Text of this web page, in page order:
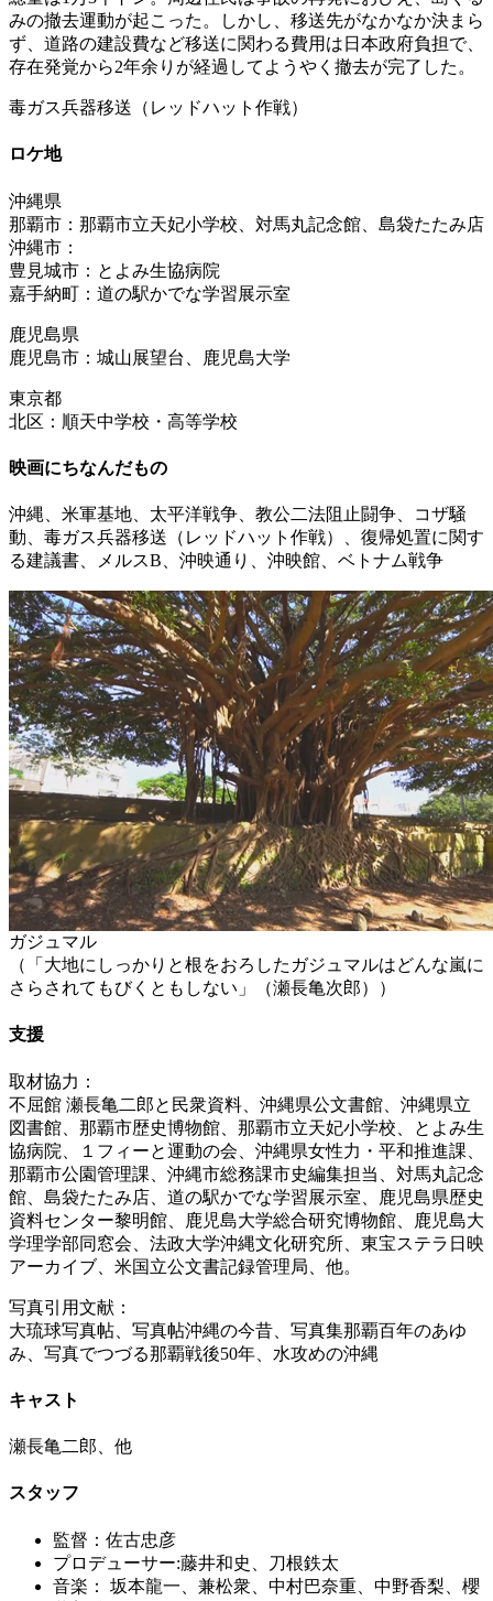
みの撤去運動が起こった。しかし、移送先がなかなか決まら
ず、道路の建設費など移送に関わる費用は日本政府負担で、
存在発覚から2年余りが経過してようやく撤去が完了した。
毒ガス兵器移送（レッドハット作戦）
ロケ地
沖縄県
那覇市：那覇市立天妃小学校、対馬丸記念館、島袋たたみ店
沖縄市：
豊見城市：とよみ生協病院
嘉手納町：道の駅かでな学習展示室
鹿児島県
鹿児島市：城山展望台、鹿児島大学
東京都
北区：順天中学校・高等学校
映画にちなんだもの
沖縄、米軍基地、太平洋戦争、教公二法阻止闘争、コザ騒
動、毒ガス兵器移送（レッドハット作戦）、復帰処置に関す
る建議書、メルスB、沖映通り、沖映館、ベトナム戦争
ガジュマル
（「大地にしっかりと根をおろしたガジュマルはどんな嵐に
さらされてもびくともしない」（瀬長亀次郎））
支援
取材協力：
不屈館 瀬長亀二郎と民衆資料、沖縄県公文書館、沖縄県立
図書館、那覇市歴史博物館、那覇市立天妃小学校、とよみ生
協病院、１フィーと運動の会、沖縄県女性力・平和推進課、
那覇市公園管理課、沖縄市総務課市史編集担当、対馬丸記念
館、島袋たたみ店、道の駅かでな学習展示室、鹿児島県歴史
資料センター黎明館、鹿児島大学総合研究博物館、鹿児島大
学理学部同窓会、法政大学沖縄文化研究所、東宝ステラ日映
アーカイブ、米国立公文書記録管理局、他。
写真引用文献：
大琉球写真帖、写真帖沖縄の今昔、写真集那覇百年のあゆ
み、写真でつづる那覇戦後50年、水攻めの沖縄
キャスト
瀬長亀二郎、他
スタッフ
監督：佐古忠彦
プロデューサー:藤井和史、刀根鉄太
音楽： 坂本龍一、兼松衆、中村巴奈重、中野香梨、櫻